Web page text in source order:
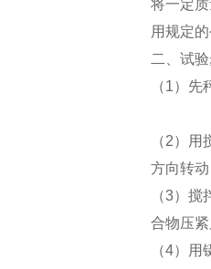
将一定
用规定
二、试
（1）先
（2）用
方向转
（3）搅
合物压
（4）用